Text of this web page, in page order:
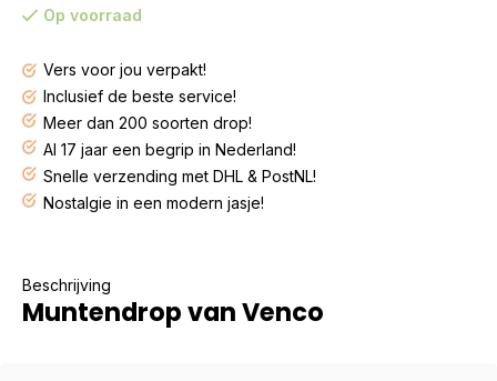
Op voorraad
Vers voor jou verpakt!
Inclusief de beste service!
Meer dan 200 soorten drop!
Al 17 jaar een begrip in Nederland!
Snelle verzending met DHL & PostNL!
Nostalgie in een modern jasje!
Beschrijving
Muntendrop van Venco